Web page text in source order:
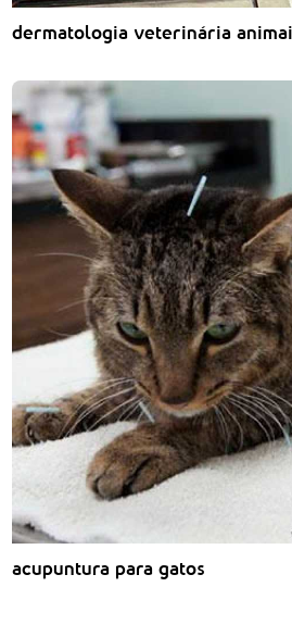
dermatologia veterinária
acupuntura para gatos